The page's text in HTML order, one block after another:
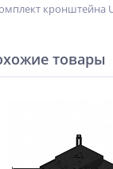
кронштейна
товары